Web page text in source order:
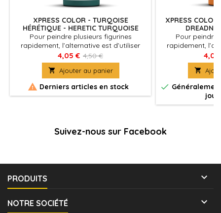
XPRESS COLOR - TURQOISE
HÉRÉTIQUE - HERETIC TURQUOISE
Pour peindre plusieurs figurines
rapidement, l’alternative est d’utiliser
Xpress Color, des couleurs mates avec
une formulation spécifique qui
permettent de peindre des figurines
facilement et rapidement
4,05 € 4,50 €
 Ajouter au panier
 Derniers articles en stock
XPRESS
Pour peindre
rapidement,
Xpress Color,
une
permettent de
4,05


Suivez-nous sur Facebook
PRODUITS 
NOTRE SOCIÉTÉ 